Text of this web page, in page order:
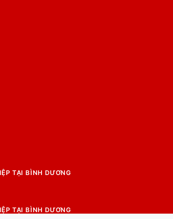
TẠI BÌNH DƯƠNG
TẠI BÌNH DƯƠNG